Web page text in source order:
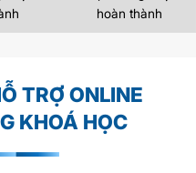
hoàn thành
TRỢ ONLINE
KHOÁ HỌC